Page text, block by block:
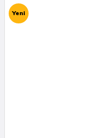
deyimleri ve kırık
gözüyle tamamlayan
Yeni